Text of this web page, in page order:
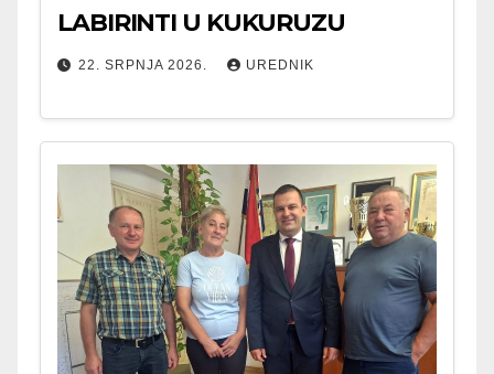
LABIRINTI U KUKURUZU
22. SRPNJA 2026. UREDNIK